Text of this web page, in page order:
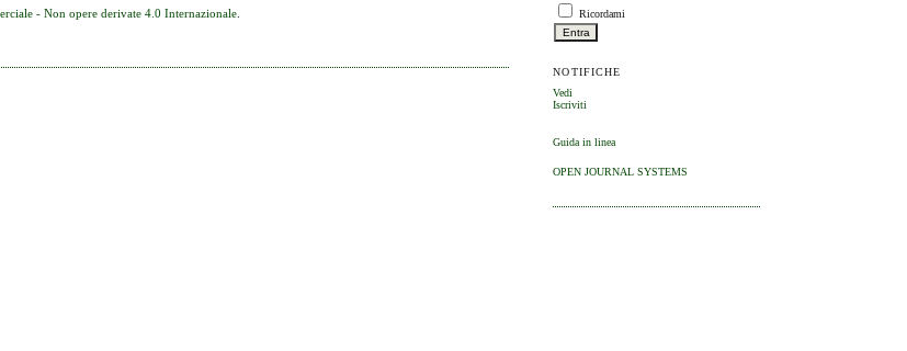
Ricordami
NOTIFICHE
Vedi
Iscriviti
Guida in linea
OPEN JOURNAL SYSTEMS
- Non opere derivate 4.0 Internazionale